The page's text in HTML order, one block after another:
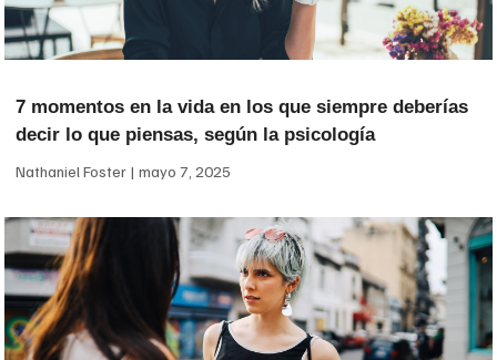
7 momentos en la vida en los que siempre deberías
decir lo que piensas, según la psicología
Nathaniel Foster mayo 7, 2025